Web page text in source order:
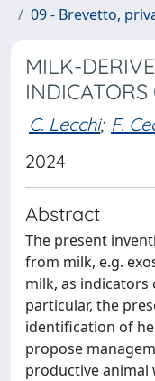
09 - Brevetto,
MILK-
INDICATORS
C. Lecchi; F.
2024
Abstract
The present
from milk, e.g.
milk, as indicators
particular, the
identification of
propose
productive